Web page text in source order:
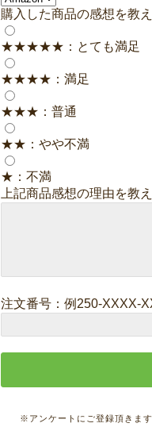
購入した商品の感想を教え
★★★★★：とても満足
★★★★：満足
★★★：普通
★★：やや不満
★：不満
上記商品感想の理由を教
注文番号：例250-XXXX-
※アンケートにご登録頂きま